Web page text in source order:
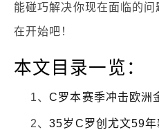
能碰巧解决你现在面临的
在开始吧！
本文目录一览：
1、C罗本赛季冲击欧洲
2、35岁C罗创尤文59